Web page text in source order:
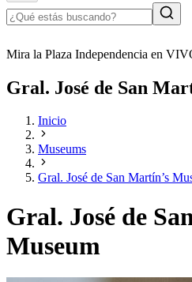
Mira la Plaza Independencia en
Gral. José de San
Inicio
Museums
Gral. José de San Martín’s
Gral. José de
Museum